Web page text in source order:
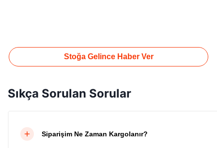
Stoğa Gelince Haber Ver
Sıkça Sorulan Sorular
Siparişim Ne Zaman Kargolanır?